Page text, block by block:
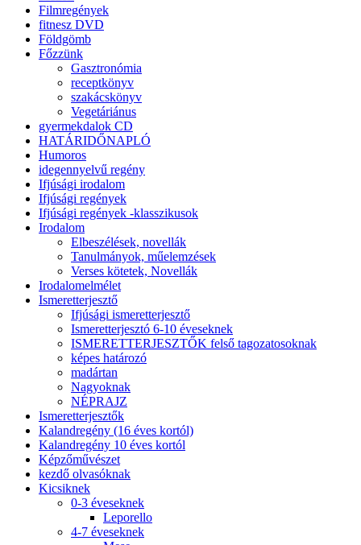
Filmregények
fitnesz DVD
Földgömb
Főzzünk
Gasztronómia
receptkönyv
szakácskönyv
Vegetáriánus
gyermekdalok CD
HATÁRIDŐNAPLÓ
Humoros
idegennyelvű regény
Ifjúsági irodalom
Ifjúsági regények
Ifjúsági regények -klasszikusok
Irodalom
Elbeszélések, novellák
Tanulmányok, műelemzések
Verses kötetek, Novellák
Irodalomelmélet
Ismeretterjesztő
Ifjúsági ismeretterjesztő
Ismeretterjesztó 6-10 éveseknek
ISMERETTERJESZTŐK felső tagozatosoknak
képes határozó
madártan
Nagyoknak
NÉPRAJZ
Ismeretterjesztők
Kalandregény (16 éves kortól)
Kalandregény 10 éves kortól
Képzőművészet
kezdő olvasóknak
Kicsiknek
0-3 éveseknek
Leporello
4-7 éveseknek